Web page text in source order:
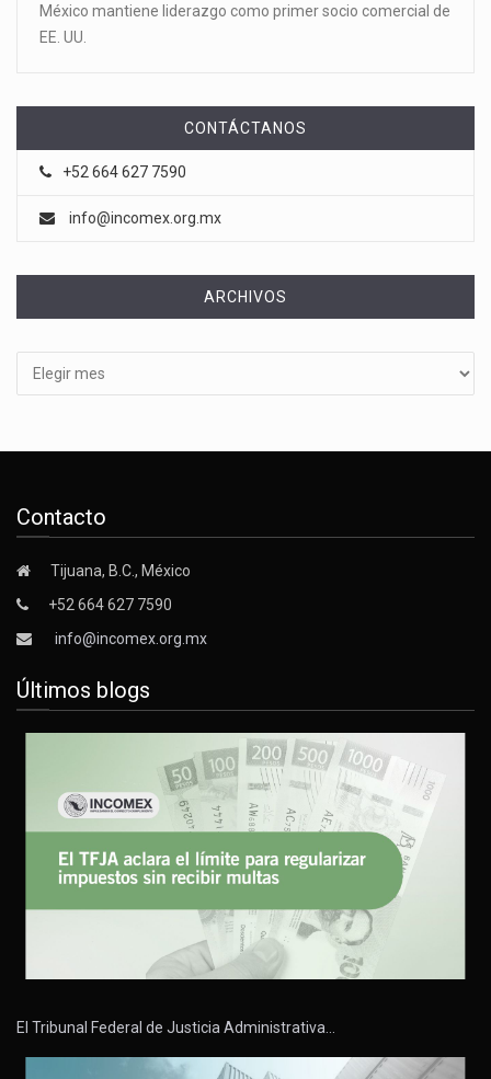
México mantiene liderazgo como primer socio comercial de
EE. UU.
CONTÁCTANOS
+52 664 627 7590
info@incomex.org.mx
ARCHIVOS
Contacto
Tijuana, B.C., México
+52 664 627 7590
info@incomex.org.mx
Últimos blogs
El Tribunal Federal de Justicia Administrativa…